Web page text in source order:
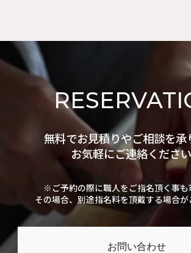
無料でお見積りやご相談を承
お気軽にご連絡ください
※ご予約の際に職人をご指名頂く事も
その場合、別途指名料を頂戴する場合
お問い合わせ